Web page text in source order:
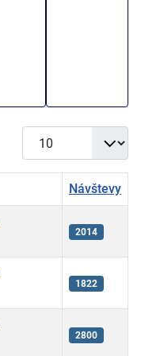
Zobrazené položky
Návštevy
2014
1822
2800